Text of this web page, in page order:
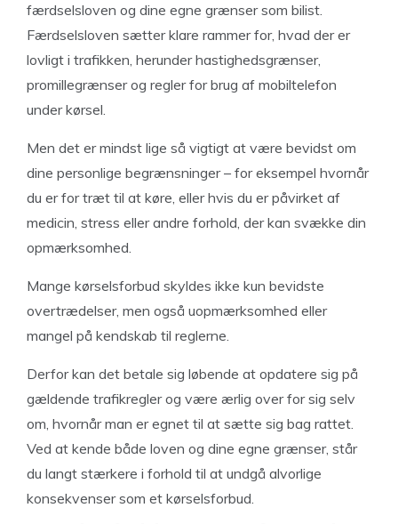
færdselsloven og dine egne grænser som bilist.
Færdselsloven sætter klare rammer for, hvad der er
lovligt i trafikken, herunder hastighedsgrænser,
promillegrænser og regler for brug af mobiltelefon
under kørsel.
Men det er mindst lige så vigtigt at være bevidst om
dine personlige begrænsninger – for eksempel hvornår
du er for træt til at køre, eller hvis du er påvirket af
medicin, stress eller andre forhold, der kan svække din
opmærksomhed.
Mange kørselsforbud skyldes ikke kun bevidste
overtrædelser, men også uopmærksomhed eller
mangel på kendskab til reglerne.
Derfor kan det betale sig løbende at opdatere sig på
gældende trafikregler og være ærlig over for sig selv
om, hvornår man er egnet til at sætte sig bag rattet.
Ved at kende både loven og dine egne grænser, står
du langt stærkere i forhold til at undgå alvorlige
konsekvenser som et kørselsforbud.